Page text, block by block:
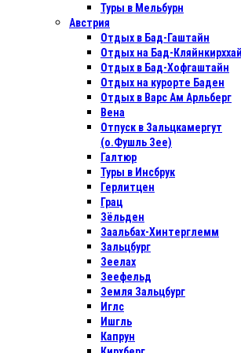
Туры в Мельбурн
Австрия
Отдых в Бад-Гаштайн
Отдых на Бад-
Отдых в Бад-Хофгаштайн
Отдых на курорте Баден
Отдых в Варс Ам Арльберг
Вена
Отпуск в Зальцкамергут
(о.Фушль Зее)
Галтюр
Туры в Инсбрук
Герлитцен
Грац
Зёльден
Заальбах-Хинтерглемм
Зальцбург
Зеелах
Зеефельд
Земля Зальцбург
Иглс
Ишгль
Капрун